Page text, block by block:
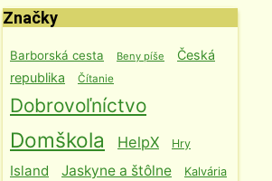
Značky
Barborská cesta Beny píše
Česká
republika
Čítanie
Dobrovoľníctvo
Domškola HelpX Hry
Island Jaskyne a štôlne Kalvária